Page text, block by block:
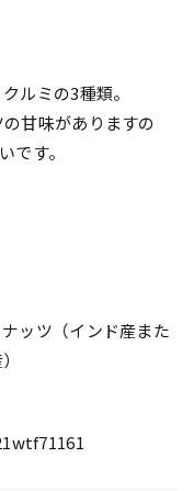
ルミの3種類。
甘味がありますの
です。
ッツ（インド産また